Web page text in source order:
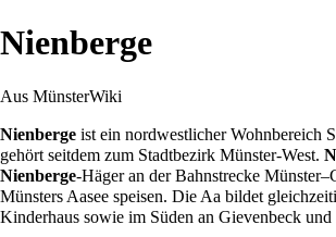
Nienberge
Aus MünsterWiki
Nienberge ist ein nordwestlicher Wohnbereich
gehört seitdem zum Stadtbezirk Münster-West.
Nienberge-Häger an der Bahnstrecke
Münsters Aasee speisen. Die Aa bildet
Kinderhaus sowie im Süden an Gievenbeck und